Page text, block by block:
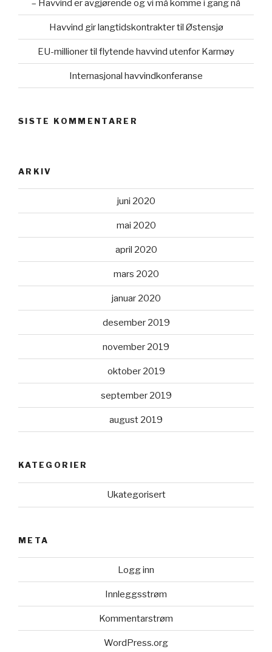
– Havvind er avgjørende og vi må komme i gang nå
Havvind gir langtidskontrakter til Østensjø
EU-millioner til flytende havvind utenfor Karmøy
Internasjonal havvindkonferanse
SISTE KOMMENTARER
ARKIV
juni 2020
mai 2020
april 2020
mars 2020
januar 2020
desember 2019
november 2019
oktober 2019
september 2019
august 2019
KATEGORIER
Ukategorisert
META
Logg inn
Innleggsstrøm
Kommentarstrøm
WordPress.org